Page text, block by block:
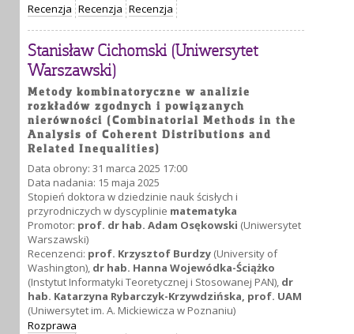
Recenzja Recenzja Recenzja
Stanisław Cichomski (Uniwersytet
Warszawski)
Metody kombinatoryczne w analizie
rozkładów zgodnych i powiązanych
nierówności (Combinatorial Methods in the
Analysis of Coherent Distributions and
Related Inequalities)
Data obrony: 31 marca 2025 17:00
Data nadania: 15 maja 2025
Stopień doktora w dziedzinie nauk ścisłych i
przyrodniczych w dyscyplinie matematyka
Promotor: prof. dr hab. Adam Osękowski (Uniwersytet
Warszawski)
Recenzenci: prof. Krzysztof Burdzy (University of
Washington), dr hab. Hanna Wojewódka-Ściążko
(Instytut Informatyki Teoretycznej i Stosowanej PAN), dr
hab. Katarzyna Rybarczyk-Krzywdzińska, prof. UAM
(Uniwersytet im. A. Mickiewicza w Poznaniu)
Rozprawa